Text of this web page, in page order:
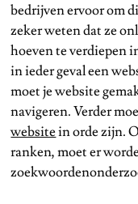
bedrijven ervoor om
zeker weten dat ze
hoeven te verdiepen
in ieder geval een
moet je website
navigeren. Verder
websitein orde zijn.
ranken, moet er